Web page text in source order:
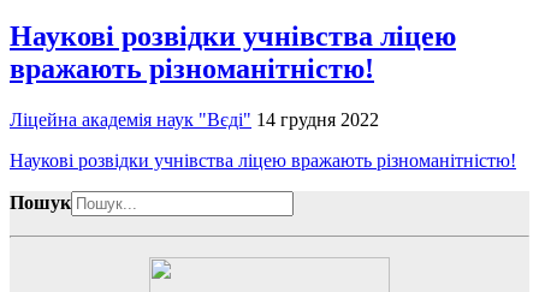
Наукові розвідки учнівства ліцею
вражають різноманітністю!
Ліцейна академія наук "Вєді" 14 грудня 2022
Наукові розвідки учнівства ліцею вражають різноманітністю!
Пошук